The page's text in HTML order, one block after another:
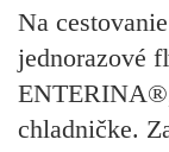
Na
jednorazové
ENTERINA®
chladničke.